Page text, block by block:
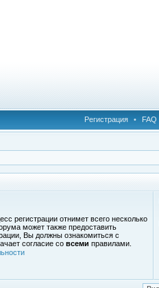
Регистрация • FAQ
регистрации отнимет всего несколько
может также предоставить
Вы должны ознакомиться с
согласие со всеми правилами.